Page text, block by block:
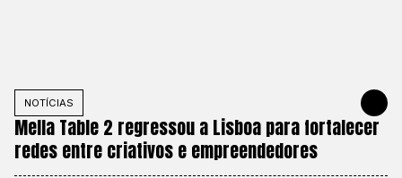
NOTÍCIAS 21 DE
Mella Table 2 regressou a Lisboa para fortalecer
redes entre criativos e empreendedores